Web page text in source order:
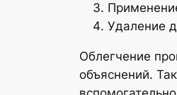
Удаление
Облегчение
объяснений.